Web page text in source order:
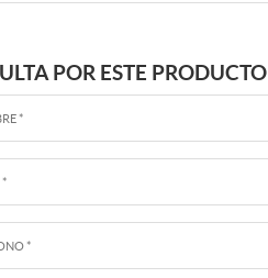
POR ESTE PRODUCTO